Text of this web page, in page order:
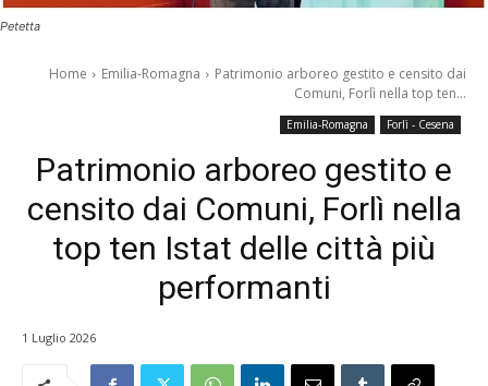
Petetta
Home Emilia-Romagna
Patrimonio arboreo gestito e censito dai
Comuni, Forlì nella top ten...
Emilia-Romagna Forlì - Cesena
Patrimonio arboreo gestito e
censito dai Comuni, Forlì nella
top ten Istat delle città più
performanti
1 Luglio 2026